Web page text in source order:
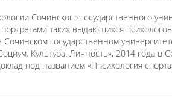
Сочинского государственного
таких выдающихся
государственном
Культура. Личность», 2014 года
под названием «Ппсихология